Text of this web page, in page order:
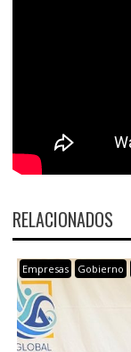
RELACIONADOS
Empresas Gobierno